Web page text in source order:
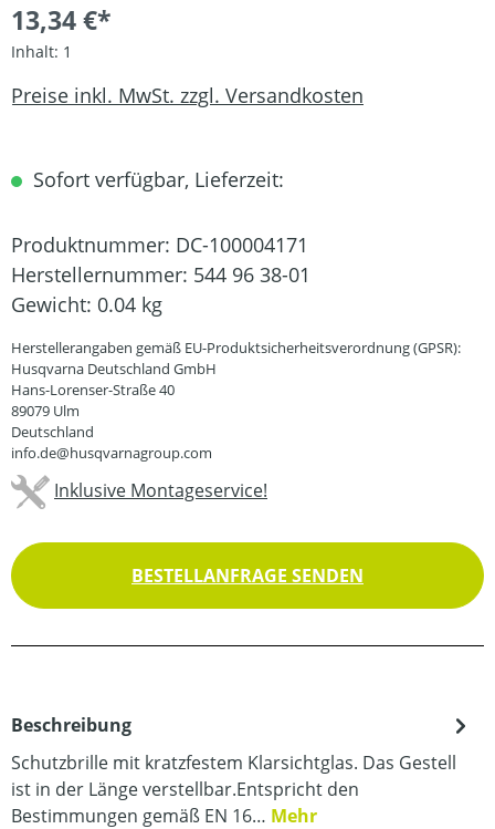
13,34 €*
Inhalt: 1
Preise inkl. MwSt. zzgl. Versandkosten
Sofort verfügbar, Lieferzeit:
Produktnummer: DC-100004171
Herstellernummer: 544 96 38-01
Gewicht: 0.04 kg
Herstellerangaben gemäß EU-Produktsicherheitsverordnung (GPSR):
Husqvarna Deutschland GmbH
Hans-Lorenser-Straße 40
89079 Ulm
Deutschland
info.de@husqvarnagroup.com
Inklusive Montageservice!
BESTELLANFRAGE SENDEN
Beschreibung
Schutzbrille mit kratzfestem Klarsichtglas. Das Gestell
ist in der Länge verstellbar.Entspricht den
Bestimmungen gemäß EN 16… Mehr